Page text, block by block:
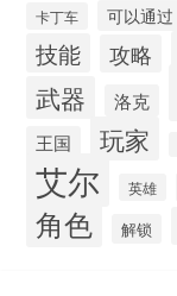
卡丁车 可以通过
技能 攻略
武器 洛克
王国 玩家
艾尔 英雄
角色 解锁